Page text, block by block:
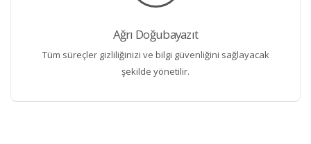
Ağrı Doğubayazıt
Tüm süreçler gizliliğinizi ve bilgi güvenliğini sağlayacak
şekilde yönetilir.